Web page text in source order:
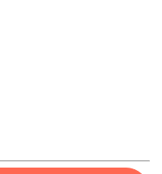
はこちら